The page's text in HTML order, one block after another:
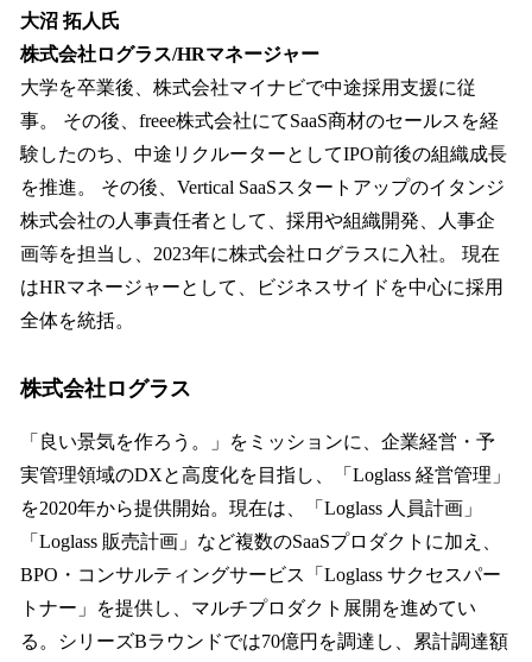
大沼 拓人氏
株式会社ログラス/HRマネージャー
大学を卒業後、株式会社マイナビで中途採用支援に従
事。 その後、freee株式会社にてSaaS商材のセールスを経
験したのち、中途リクルーターとしてIPO前後の組織成長
を推進。 その後、Vertical SaaSスタートアップのイタンジ
株式会社の人事責任者として、採用や組織開発、人事企
画等を担当し、2023年に株式会社ログラスに入社。 現在
はHRマネージャーとして、ビジネスサイドを中心に採用
全体を統括。
株式会社ログラス
「良い景気を作ろう。」をミッションに、企業経営・予
実管理領域のDXと高度化を目指し、「Loglass 経営管理」
を2020年から提供開始。現在は、「Loglass 人員計画」
「Loglass 販売計画」など複数のSaaSプロダクトに加え、
BPO・コンサルティングサービス「Loglass サクセスパー
トナー」を提供し、マルチプロダクト展開を進めてい
る。シリーズBラウンドでは70億円を調達し、累計調達額